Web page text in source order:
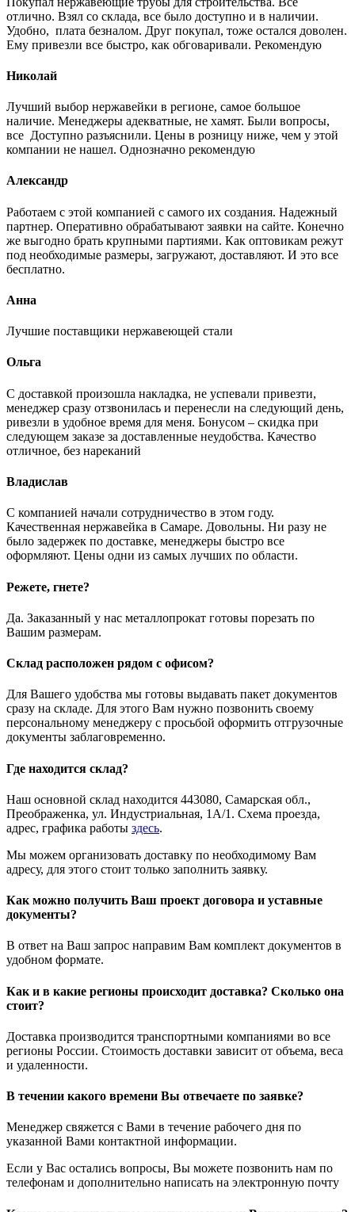
отлично. Взял со склада, все было доступно и в наличии.
Удобно, плата безналом. Друг покупал, тоже остался доволен.
Ему привезли все быстро, как обговаривали. Рекомендую
Николай
Лучший выбор нержавейки в регионе, самое большое
наличие. Менеджеры адекватные, не хамят. Были вопросы,
все Доступно разъяснили. Цены в розницу ниже, чем у этой
компании не нашел. Однозначно рекомендую
Александр
Работаем с этой компанией с самого их создания. Надежный
партнер. Оперативно обрабатывают заявки на сайте. Конечно
же выгодно брать крупными партиями. Как оптовикам режут
под необходимые размеры, загружают, доставляют. И это все
бесплатно.
Анна
Лучшие поставщики нержавеющей стали
Ольга
С доставкой произошла накладка, не успевали привезти,
менеджер сразу отзвонилась и перенесли на следующий день,
ривезли в удобное время для меня. Бонусом – скидка при
следующем заказе за доставленные неудобства. Качество
отличное, без нареканий
Владислав
С компанией начали сотрудничество в этом году.
Качественная нержавейка в Самаре. Довольны. Ни разу не
было задержек по доставке, менеджеры быстро все
оформляют. Цены одни из самых лучших по области.
Режете, гнете?
Да. Заказанный у нас металлопрокат готовы порезать по
Вашим размерам.
Склад расположен рядом с офисом?
Для Вашего удобства мы готовы выдавать пакет документов
сразу на складе. Для этого Вам нужно позвонить своему
персональному менеджеру с просьбой оформить отгрузочные
документы заблаговременно.
Где находится склад?
Наш основной склад находится 443080, Самарская обл.,
Преображенка, ул. Индустриальная, 1А/1. Схема проезда,
адрес, графика работы здесь.
Мы можем организовать доставку по необходимому Вам
адресу, для этого стоит только заполнить заявку.
Как можно получить Ваш проект договора и уставные
документы?
В ответ на Ваш запрос направим Вам комплект документов в
удобном формате.
Как и в какие регионы происходит доставка? Сколько она
стоит?
Доставка производится транспортными компаниями во все
регионы России. Стоимость доставки зависит от объема, веса
и удаленности.
В течении какого времени Вы отвечаете по заявке?
Менеджер свяжется с Вами в течение рабочего дня по
указанной Вами контактной информации.
Если у Вас остались вопросы, Вы можете позвонить нам по
телефонам и дополнительно написать на электронную почту